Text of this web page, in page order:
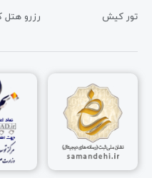
تور کیش
رزرو